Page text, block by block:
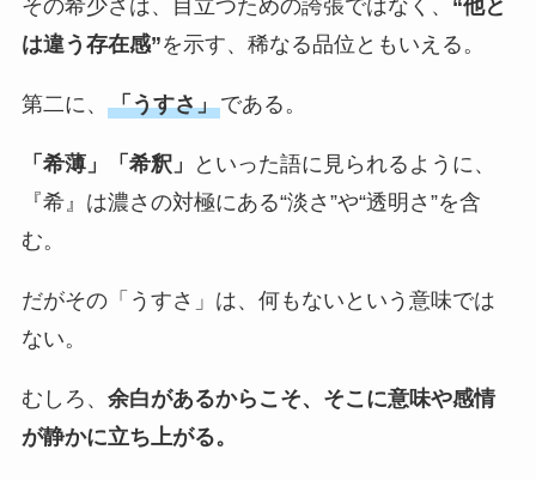
その希少さは、目立つための誇張ではなく、 “他と
は違う存在感”を示す、稀なる品位ともいえる。
第二に、 「うすさ」である。
「希薄」「希釈」
といった語に見られるように、
『希』は濃さの対極にある“淡さ”や“透明さ”を含
む。
だがその「うすさ」は、何もないという意味では
ない。
むしろ、 余白があるからこそ、そこに意味や感情
が静かに立ち上がる。